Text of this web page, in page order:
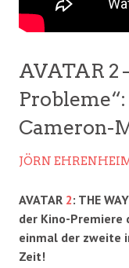
AVATAR 2
Cameron-
JÖRN
AVATAR 2: THE
der Kino-
einmal der zweite
Zeit!